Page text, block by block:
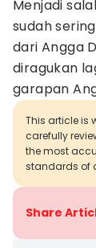
Menjadi
sudah
dari Angga
diragukan
garapan
This article is
carefully
the most
standards of
Share